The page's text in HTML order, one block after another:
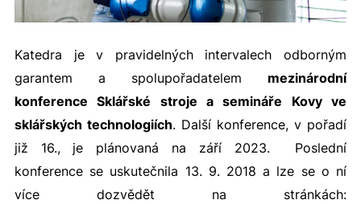
Katedra je v pravidelných intervalech odborným
garantem a spolupořadatelem mezinárodní
konference Sklářské stroje a semináře Kovy ve
sklářských technologiích. Další konference, v pořadí
již 16., je plánovaná na září 2023. Poslední
konference se uskutečnila 13. 9. 2018 a lze se o ní
více dozvědět na stránkách: